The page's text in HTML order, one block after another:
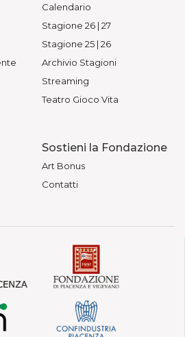
Calendario
Stagione 26 | 27
Stagione 25 | 26
Archivio Stagioni
Streaming
Teatro Gioco Vita
Sostieni la Fondazione
Art Bonus
Contatti